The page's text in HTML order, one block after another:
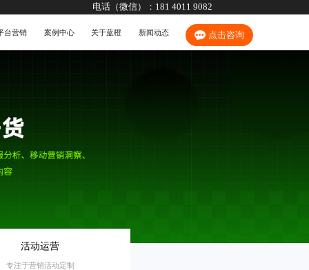
电话（微信）： 181 4011 9082
台营销 案例中心 关于蓝橙 新闻动态 点击咨询
活动运营
专注于营销活动定制